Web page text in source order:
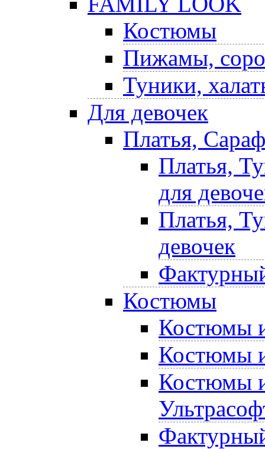
Костюмы
Пижамы,
Туники,
Для девочек
Платья,
Платья,
для
Платья,
девочек
Костюмы
Костюмы
Костюмы
Костюмы